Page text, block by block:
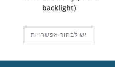
backlight)
יש לבחור אפשרויות